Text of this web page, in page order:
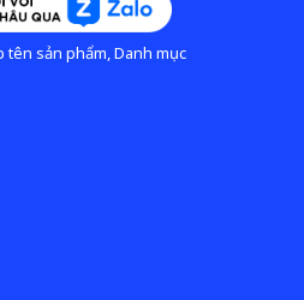
tên sản phẩm, Danh mục